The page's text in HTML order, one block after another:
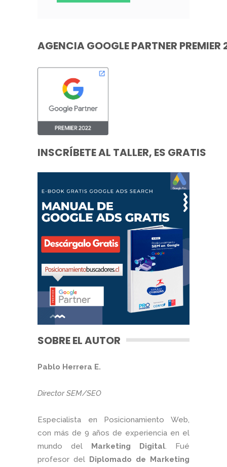
AGENCIA GOOGLE PARTNER PREMIER
INSCRÍBETE AL TALLER, ES GRATIS
SOBRE EL AUTOR
Pablo Herrera E.
Director SEM/SEO
Especialista en Posicionamiento Web,
con más de 9 años de experiencia en el
mundo del Marketing Digital. Fué
profesor del Diplomado de Marketing